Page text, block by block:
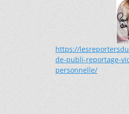
https://
de-publi-reportage-
personnelle/